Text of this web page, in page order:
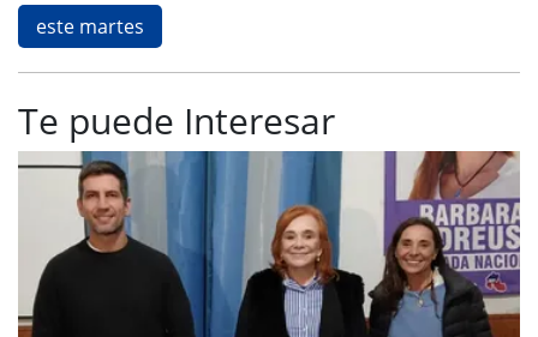
este martes
Te puede Interesar